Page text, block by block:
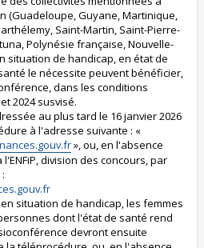
(Guadeloupe, Guyane, Martinique,
Saint-Martin, Saint-Pierre-
Polynésie française, Nouvelle-
situation de handicap, en état de
le nécessite peuvent bénéficier,
dans les conditions
2024 susvisé.
au plus tard le 16 janvier 2026
à l'adresse suivante : «
», ou, en l'absence
division des concours, par
situation de handicap, les femmes
dont l'état de santé rend
devront ensuite